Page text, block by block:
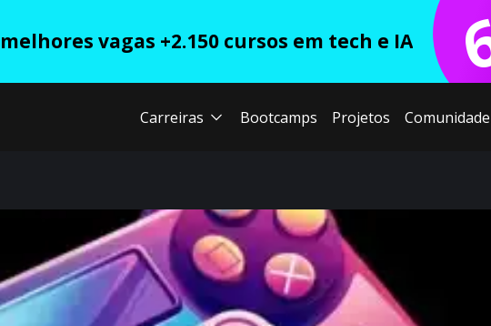
vagas +2.150 cursos em tech e IA
Carreiras Bootcamps Projetos Comunidade